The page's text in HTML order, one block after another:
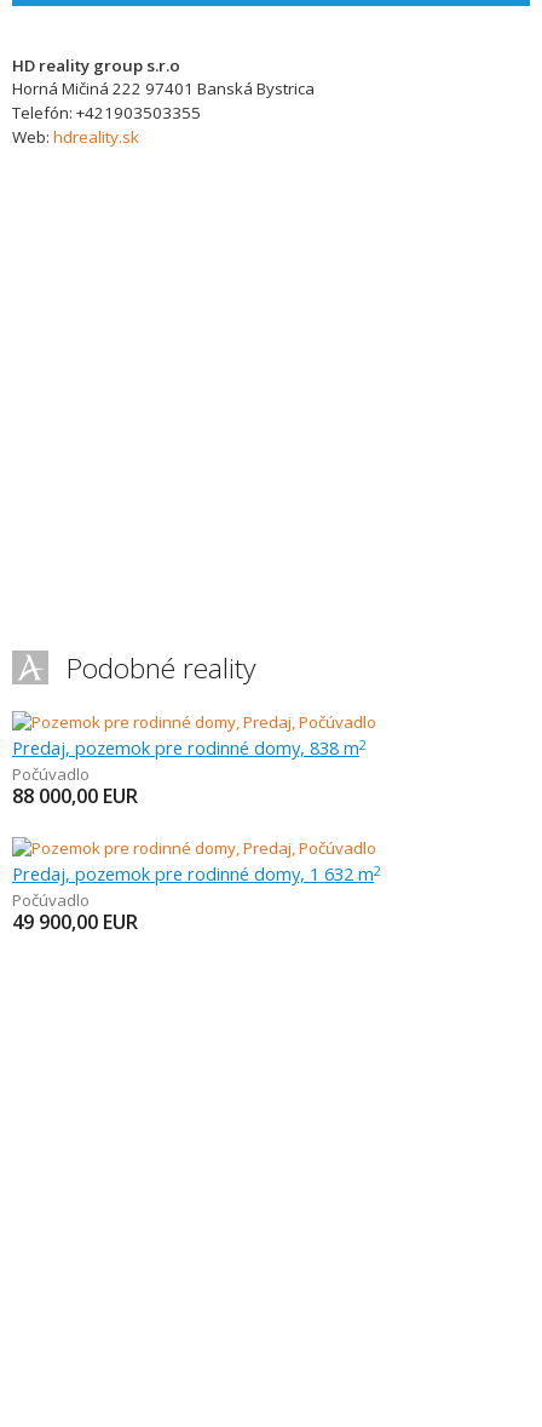
HD reality group s.r.o
Horná Mičiná 222 97401 Banská Bystrica
Telefón: +421903503355
Web: hdreality.sk
Podobné reality
Predaj, pozemok pre rodinné domy, 838 m2
Počúvadlo
88 000,00 EUR
Predaj, pozemok pre rodinné domy, 1 632 m2
Počúvadlo
49 900,00 EUR